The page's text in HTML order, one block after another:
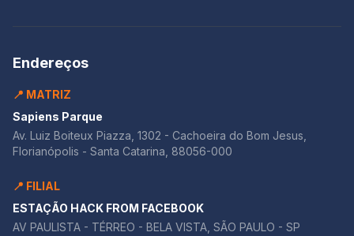
Endereços
📍 MATRIZ
Sapiens Parque
Av. Luiz Boiteux Piazza, 1302 - Cachoeira do Bom Jesus,
Florianópolis - Santa Catarina, 88056-000
📍 FILIAL
ESTAÇÃO HACK FROM FACEBOOK
AV PAULISTA - TÉRREO - BELA VISTA, SÃO PAULO - SP